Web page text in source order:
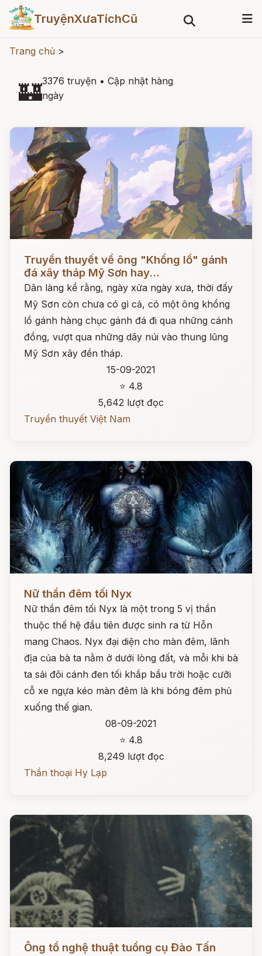
TruyệnXưaTíchCũ
Trang chủ >
🏰3376 truyện • Cập nhật hàng
ngày
Đọc ngay
Truyền thuyết về ông "Khổng lồ" gánh
đá xây tháp Mỹ Sơn hay...
Dân làng kể rằng, ngày xửa ngày xưa, thời đấy
Mỹ Sơn còn chưa có gì cả, có một ông khổng
lồ gánh hàng chục gánh đá đi qua những cánh
đồng, vượt qua những dãy núi vào thung lũng
Mỹ Sơn xây đền tháp.
15-09-2021
⭐ 4.8
5,642 lượt đọc
Truyền thuyết Việt Nam
Nữ thần đêm tối Nyx
Nữ thần đêm tối Nyx là một trong 5 vị thần
thuộc thế hệ đầu tiên được sinh ra từ Hỗn
mang Chaos. Nyx đại diện cho màn đêm, lãnh
địa của bà ta nằm ở dưới lòng đất, và mỗi khi bà
ta sải đôi cánh đen tối khắp bầu trời hoặc cưỡi
cỗ xe ngựa kéo màn đêm là khi bóng đêm phủ
xuống thế gian.
08-09-2021
⭐ 4.8
8,249 lượt đọc
Thần thoại Hy Lạp
Đọc ngay
Ông tổ nghệ thuật tuồng cụ Đào Tấn